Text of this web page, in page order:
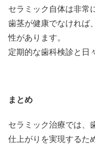
セラミック自体は非常
歯茎が健康でなければ
性があります。
定期的な歯科検診と日
まとめ
セラミック治療では、
仕上がりを実現するた